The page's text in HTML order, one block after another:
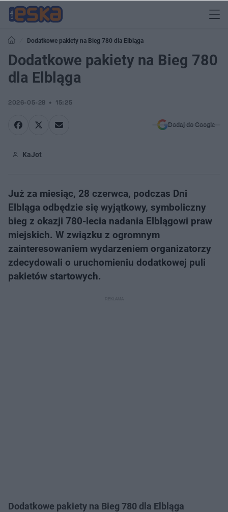
Dodatkowe pakiety na Bieg 780 dla Elbląga
Dodatkowe pakiety na Bieg 780
dla Elbląga
2026-05-28 15:25
Dodaj do Google
KaJot
Już za miesiąc, 28 czerwca, podczas Dni
Elbląga odbędzie się wyjątkowy, symboliczny
bieg z okazji 780-lecia nadania Elblągowi praw
miejskich. W związku z ogromnym
zainteresowaniem wydarzeniem organizatorzy
zdecydowali o uruchomieniu dodatkowej puli
pakietów startowych.
Dodatkowe pakiety na Bieg 780 dla Elbląga